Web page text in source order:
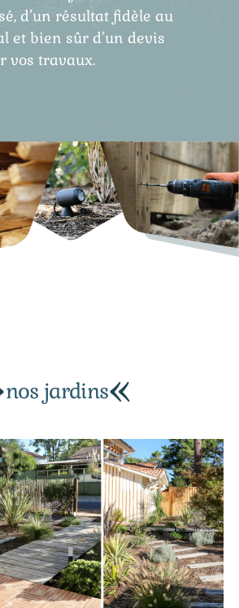
d’un résultat fidèle au
et bien sûr d’un devis
vos travaux.
nos jardins